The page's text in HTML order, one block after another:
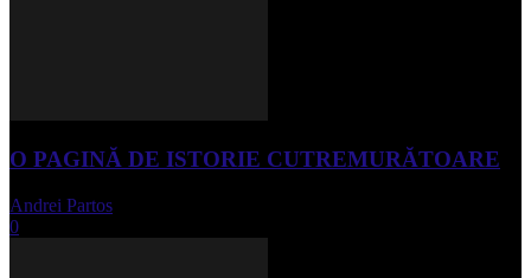
O PAGINĂ DE ISTORIE CUTREMURĂTOARE
Andrei Partos
0